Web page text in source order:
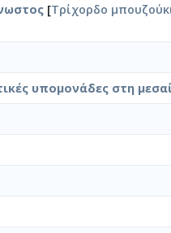
[Τρίχορδο
υπομονάδες στη